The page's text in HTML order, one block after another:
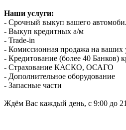
Наши услуги:
- Срочный выкуп вашего
- Выкуп кредитных а/м
- Trade-in
- Комиссионная продажа на ваших
- Кредитование (более 40 Банков)
- Страхование КАСКО, ОСАГО
- Дополнительное оборудование
- Запасные части
Ждём Вас каждый день, с 9:00 до